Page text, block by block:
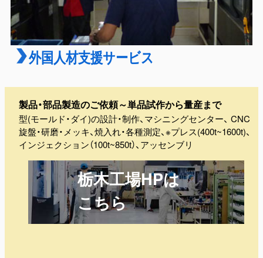
外国人材支援サービス
製品・部品製造のご依頼～単品試作から量産まで
型(モールド・ダイ)の設計・制作、マシニングセンター、 CNC
旋盤・研磨・メッキ、焼入れ・各種測定、※プレス(400t~1600t)、
インジェクション（100t~850t）、アッセンブリ
栃木工場HPは
こちら